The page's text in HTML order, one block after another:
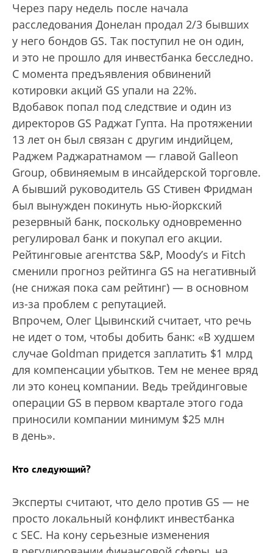
Через пару недель после начала
расследования Донелан продал 2/3 бывших
у него бондов GS. Так поступил не он один,
и это не прошло для инвестбанка бесследно.
С момента предъявления обвинений
котировки акций GS упали на 22%.
Вдобавок попал под следствие и один из
директоров GS Раджат Гупта. На протяжении
13 лет он был связан с другим индийцем,
Раджем Раджаратнамом — главой Galleon
Group, обвиняемым в инсайдерской торговле.
А бывший руководитель GS Стивен Фридман
был вынужден покинуть нью-йоркский
резервный банк, поскольку одновременно
регулировал банк и покупал его акции.
Рейтинговые агентства S&P, Moody’s и Fitch
сменили прогноз рейтинга GS на негативный
(не снижая пока сам рейтинг) — в основном
из-за проблем с репутацией.
Впрочем, Олег Цывинский считает, что речь
не идет о том, чтобы добить банк: «В худшем
случае Goldman придется заплатить $1 млрд
для компенсации убытков. Тем не менее вряд
ли это конец компании. Ведь трейдинговые
операции GS в первом квартале этого года
приносили компании минимум $25 млн
в день».
Кто следующий?
Эксперты считают, что дело против GS — не
просто локальный конфликт инвестбанка
с SEC. На кону серьезные изменения